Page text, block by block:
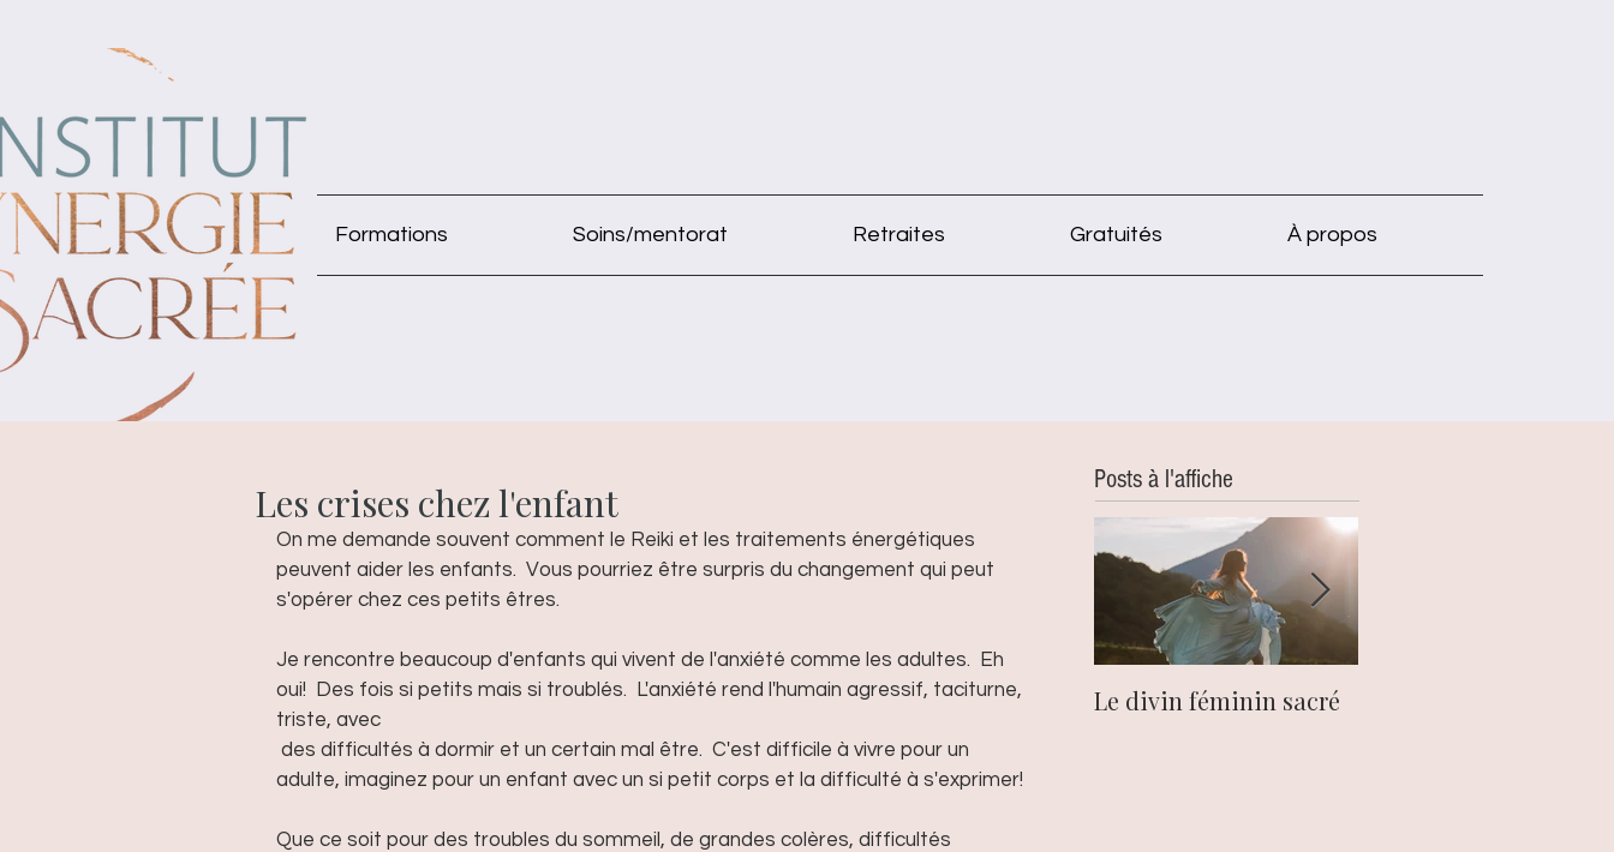
Formations Soins/mentorat Retraites Gratuités À propos
Les crises chez l'enfant
On me demande souvent comment le Reiki et les traitements énergétiques
peuvent aider les enfants.  Vous pourriez être surpris du changement qui peut
s'opérer chez ces petits êtres.
Je rencontre beaucoup d'enfants qui vivent de l'anxiété comme les adultes.  Eh
oui!  Des fois si petits mais si troublés.  L'anxiété rend l'humain agressif, taciturne,
triste, avec
adulte, imaginez pour un enfant avec un si petit corps et la difficulté à s'exprimer!
Que ce soit pour des troubles du sommeil, de grandes colères, difficultés
Posts à l'affiche
Le divin féminin sacré